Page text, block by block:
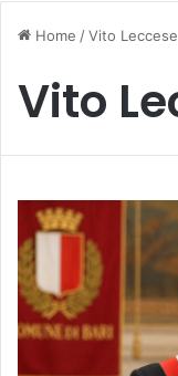
Home /Vito Leccese
Vito